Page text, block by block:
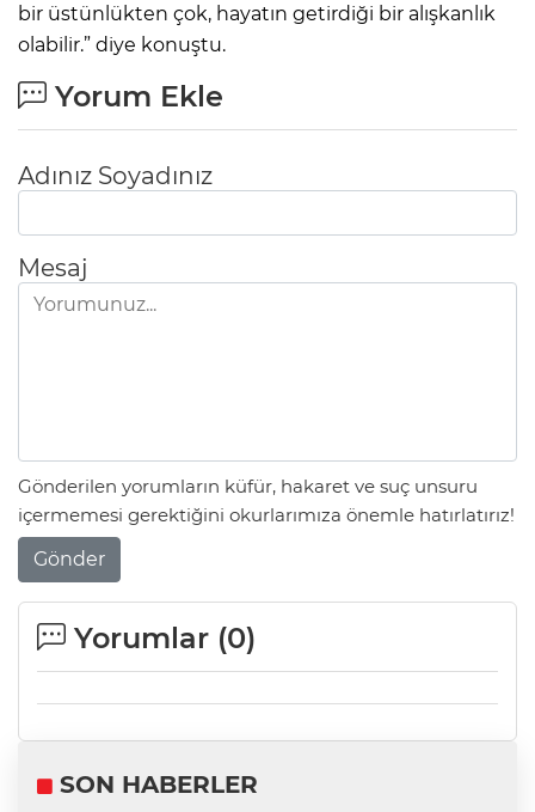
bir üstünlükten çok, hayatın getirdiği bir alışkanlık
olabilir.” diye konuştu.
Yorum Ekle
Adınız Soyadınız
Mesaj
Gönderilen yorumların küfür, hakaret ve suç unsuru
içermemesi gerektiğini okurlarımıza önemle hatırlatırız!
Gönder
Yorumlar (0)
SON HABERLER